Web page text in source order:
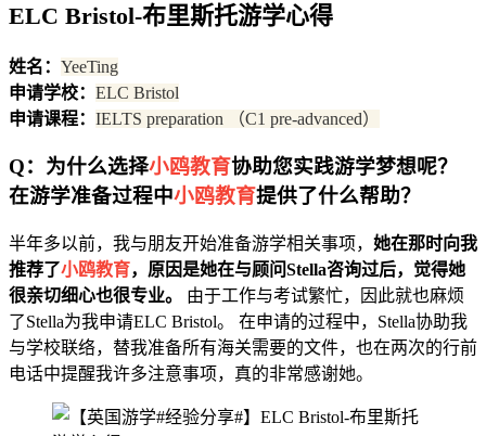
ELC Bristol-布里斯托游学心得
姓名： YeeTing
申请学校： ELC Bristol
申请课程： IELTS preparation （C1 pre-advanced）
Q：为什么选择小鸥教育协助您实践游学梦想呢？
在游学准备过程中小鸥教育提供了什么帮助？
半年多以前，我与朋友开始准备游学相关事项， 她在那时向我
推荐了小鸥教育，原因是她在与顾问Stella咨询过后，觉得她
很亲切细心也很专业。 由于工作与考试繁忙，因此就也麻烦
了Stella为我申请ELC Bristol。 在申请的过程中，Stella协助我
与学校联络，替我准备所有海关需要的文件，也在两次的行前
电话中提醒我许多注意事项，真的非常感谢她。